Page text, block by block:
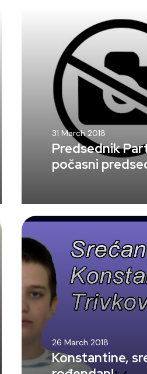
31 March 2018
Predsednik
počasni
26 March 2018
Konstantine,